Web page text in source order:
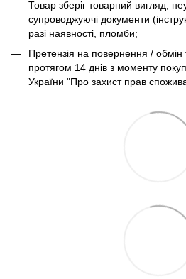
Товар зберіг товарний вигляд,
супроводжуючі документи
разі наявності, пломби;
Претензія на повернення / обмін
протягом 14 днів з моменту
України "Про захист прав